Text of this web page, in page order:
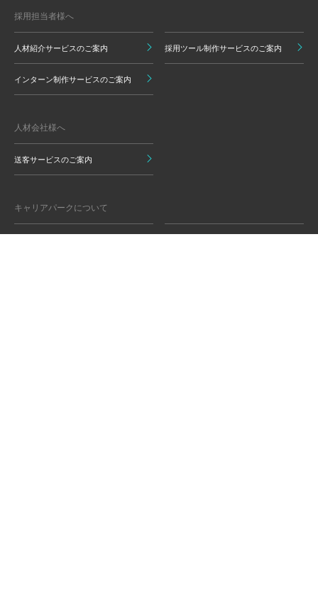
採用担当者様へ
人材紹介サービスのご案内 採用ツール制作サービスのご案内
インターン制作サービスのご案内
人材会社様へ
送客サービスのご案内
キャリアパークについて